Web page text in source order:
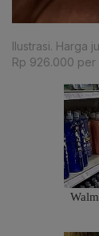
Ilustrasi. Harga
Rp 926.000 per